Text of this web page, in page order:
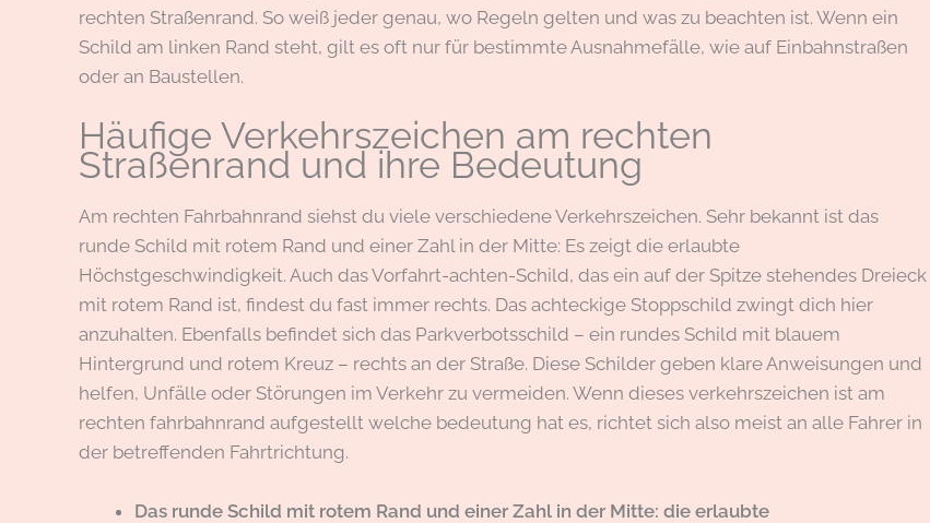
rechten Straßenrand. So weiß jeder genau, wo Regeln gelten und was zu beachten ist. Wenn ein
Schild am linken Rand steht, gilt es oft nur für bestimmte Ausnahmefälle, wie auf Einbahnstraßen
oder an Baustellen.
Häufige Verkehrszeichen am rechten
Straßenrand und ihre Bedeutung
Am rechten Fahrbahnrand siehst du viele verschiedene Verkehrszeichen. Sehr bekannt ist das
runde Schild mit rotem Rand und einer Zahl in der Mitte: Es zeigt die erlaubte
Höchstgeschwindigkeit. Auch das Vorfahrt-achten-Schild, das ein auf der Spitze stehendes Dreieck
mit rotem Rand ist, findest du fast immer rechts. Das achteckige Stoppschild zwingt dich hier
anzuhalten. Ebenfalls befindet sich das Parkverbotsschild – ein rundes Schild mit blauem
Hintergrund und rotem Kreuz – rechts an der Straße. Diese Schilder geben klare Anweisungen und
helfen, Unfälle oder Störungen im Verkehr zu vermeiden. Wenn dieses verkehrszeichen ist am
rechten fahrbahnrand aufgestellt welche bedeutung hat es, richtet sich also meist an alle Fahrer in
der betreffenden Fahrtrichtung.
Das runde Schild mit rotem Rand und einer Zahl in der Mitte: die erlaubte